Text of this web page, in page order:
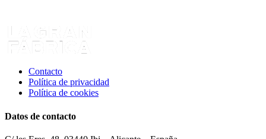
Contacto
Política de privacidad
Política de cookies
Datos de contacto